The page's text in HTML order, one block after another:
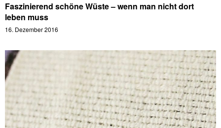
Faszinierend schöne Wüste – wenn man nicht dort
leben muss
16. Dezember 2016